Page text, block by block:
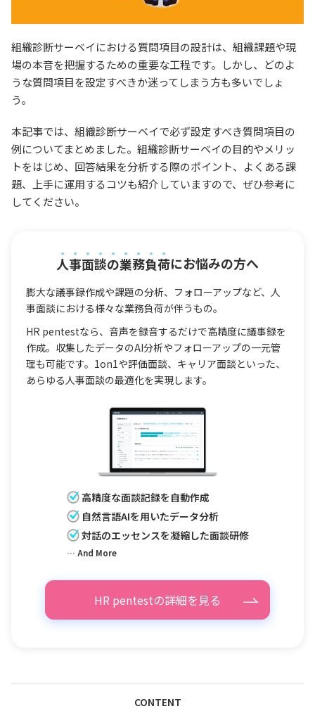
組織診断サーベイにおける質問項目の設計は、組織課題や現
場の本音を把握するための重要な工程です。しかし、どのよ
うな質問項目を設定すべきか迷ってしまう方も多いでしょ
う。
本記事では、組織診断サーベイで必ず設定すべき質問項目の
例についてまとめました。組織診断サーベイの目的やメリッ
トをはじめ、回答結果を分析する際のポイント、よくある課
題、上手に運用するコツも紹介していますので、ぜひ参考に
してください。
人事面談の業務負荷にお悩みの方へ
膨大な議事録作成や課題の分析、フォローアップなど、人
事面談における様々な業務負荷が伴うもの。
HR pentestなら、音声を録音するだけで高精度に議事録を
作成。収集したデータのAI分析やフォローアップの一元管
理も可能です。1on1や評価面談、キャリア面談といった、
あらゆる人事面談の最適化を実現します。
高精度な面談記録を自動作成
自然言語AIを用いたデータ分析
対話のエッセンスを凝縮した面談研修
… And More
HR pentestの詳細を見る
CONTENT